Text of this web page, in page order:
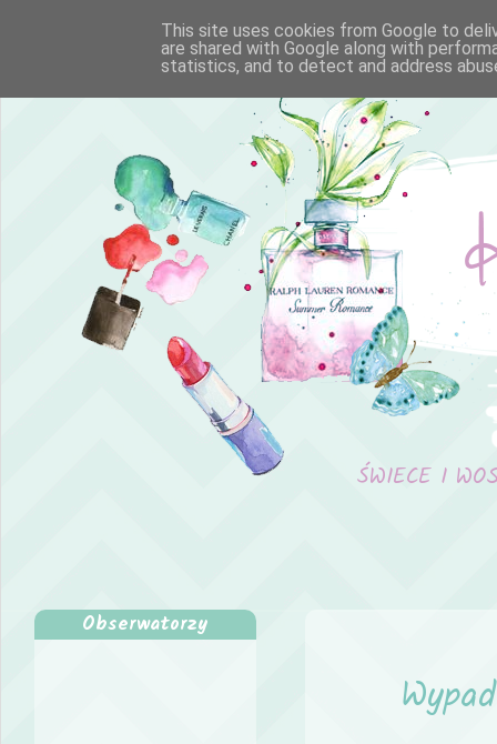
ŚWIECE I
Obserwatorzy
This site uses cookies from Google to
are shared with Google along with
statistics, and to detect and address